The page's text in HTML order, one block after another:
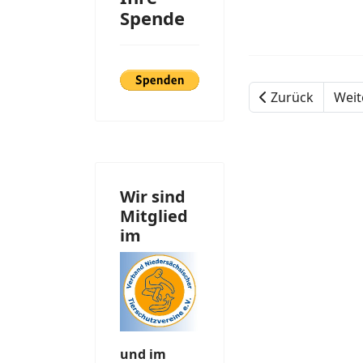
Spende
Wir sind
Mitglied
im
und im
Zurück